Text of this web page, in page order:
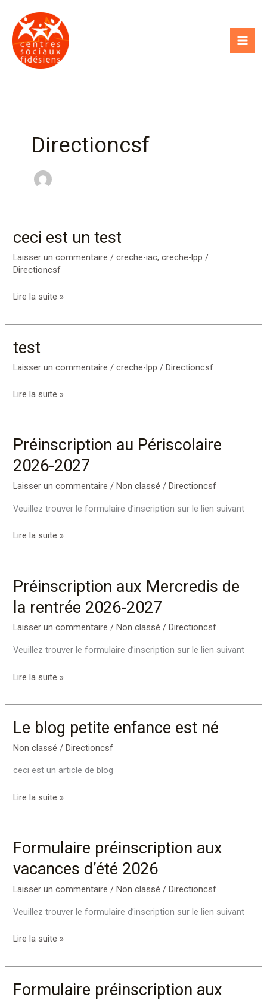
contenu
Directioncsf
ceci est un test
Laisser un commentaire /creche-iac,creche-lpp /
Directioncsf
ceci
un
Lire la suite »
test
Laisser un commentaire /creche-lpp /Directioncsf
test
Lire la suite »
Préinscription au Périscolaire
2026-2027
Laisser un commentaire /Non classé /Directioncsf
Veuillez trouver le formulaire d’inscription sur le lien suivant
Préinscription
Périscolaire
2026-
Lire la suite »
Préinscription aux Mercredis de
la rentrée 2026-2027
Laisser un commentaire /Non classé /Directioncsf
Veuillez trouver le formulaire d’inscription sur le lien suivant
Préinscription
Mercredis
de
rentrée
2027
Lire la suite »
Le blog petite enfance est né
Non classé /Directioncsf
ceci est un article de blog
Le
petite
enfance
né
Lire la suite »
Formulaire préinscription aux
vacances d’été 2026
Laisser un commentaire /Non classé /Directioncsf
Veuillez trouver le formulaire d’inscription sur le lien suivant
Formulaire
aux
vacances
2026
Lire la suite »
Formulaire préinscription aux
Formulaire